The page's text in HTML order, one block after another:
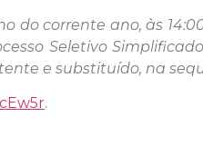
do corrente ano, às
Seletivo
e substituído, na
.